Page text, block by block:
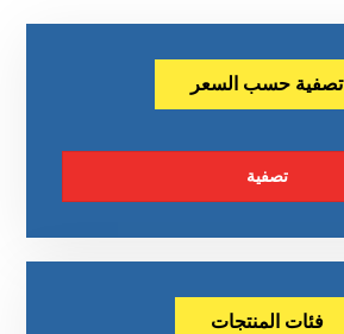
تصفية حسب السعر
تصفية
فئات المنتجات